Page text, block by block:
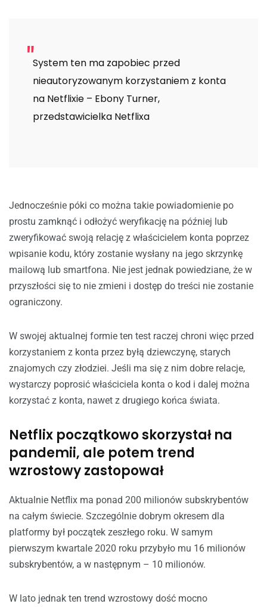
System ten ma zapobiec przed
nieautoryzowanym korzystaniem z konta
na Netflixie – Ebony Turner,
przedstawicielka Netflixa
Jednocześnie póki co można takie powiadomienie po
prostu zamknąć i odłożyć weryfikację na później lub
zweryfikować swoją relację z właścicielem konta poprzez
wpisanie kodu, który zostanie wysłany na jego skrzynkę
mailową lub smartfona. Nie jest jednak powiedziane, że w
przyszłości się to nie zmieni i dostęp do treści nie zostanie
ograniczony.
W swojej aktualnej formie ten test raczej chroni więc przed
korzystaniem z konta przez byłą dziewczynę, starych
znajomych czy złodziei. Jeśli ma się z nim dobre relacje,
wystarczy poprosić właściciela konta o kod i dalej można
korzystać z konta, nawet z drugiego końca świata.
Netflix początkowo skorzystał na
pandemii, ale potem trend
wzrostowy zastopował
Aktualnie Netflix ma ponad 200 milionów subskrybentów
na całym świecie. Szczególnie dobrym okresem dla
platformy był początek zeszłego roku. W samym
pierwszym kwartale 2020 roku przybyło mu 16 milionów
subskrybentów, a w następnym – 10 milionów.
W lato jednak ten trend wzrostowy dość mocno